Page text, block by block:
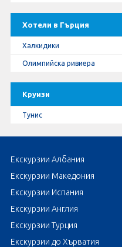
Хотели в Гърция
Халкидики
Олимпийска ривиера
Круизи
Тунис
Екскурзии Албания
Екскурзии Македония
Екскурзии Испания
Екскурзии Англия
Екскурзии Турция
Екскурзии до Хърватия